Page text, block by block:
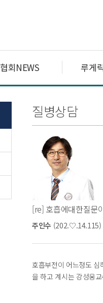
협회NEWS 루게
질병상담
[re] 호흡에대한질문
주인수 (202.♡.14.115)
호흡부전이 어느정도
을 하고 계시는 강성웅